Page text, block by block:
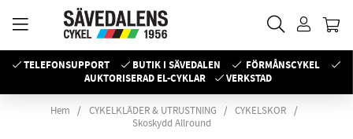
TELEFONSUPPORT BUTIK I SÄVEDALEN
FÖRMÅNSCYKEL
AUKTORISERAD EL-CYKLAR
VERKSTAD
Hem CYKELKLÄDER & UTRUSTNING
CYKELSKOR
Skoskydd Allround